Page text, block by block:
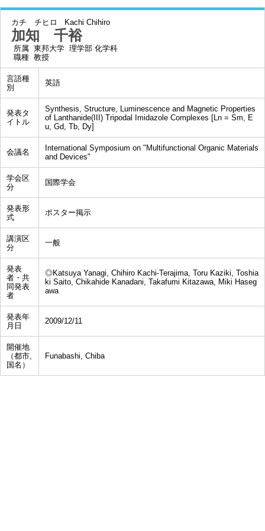
カチ チヒロ Kachi Chihiro
加知 千裕
所属 東邦大学 理学部 化学科
職種 教授
言語種
別
英語
発表タ
イトル
Synthesis, Structure, Luminescence and Magnetic Properties
of Lanthanide(III) Tripodal Imidazole Complexes [Ln = Sm, E
u, Gd, Tb, Dy]
会議名
International Symposium on "Multifunctional Organic Materials
and Devices"
学会区
分
国際学会
発表形
式
ポスター掲示
講演区
分
一般
発表
者・共
同発表
者
◎Katsuya Yanagi, Chihiro Kachi-Terajima, Toru Kaziki, Toshia
ki Saito, Chikahide Kanadani, Takafumi Kitazawa, Miki Haseg
awa
発表年
月日
2009/12/11
開催地
（都市,
国名）
Funabashi, Chiba